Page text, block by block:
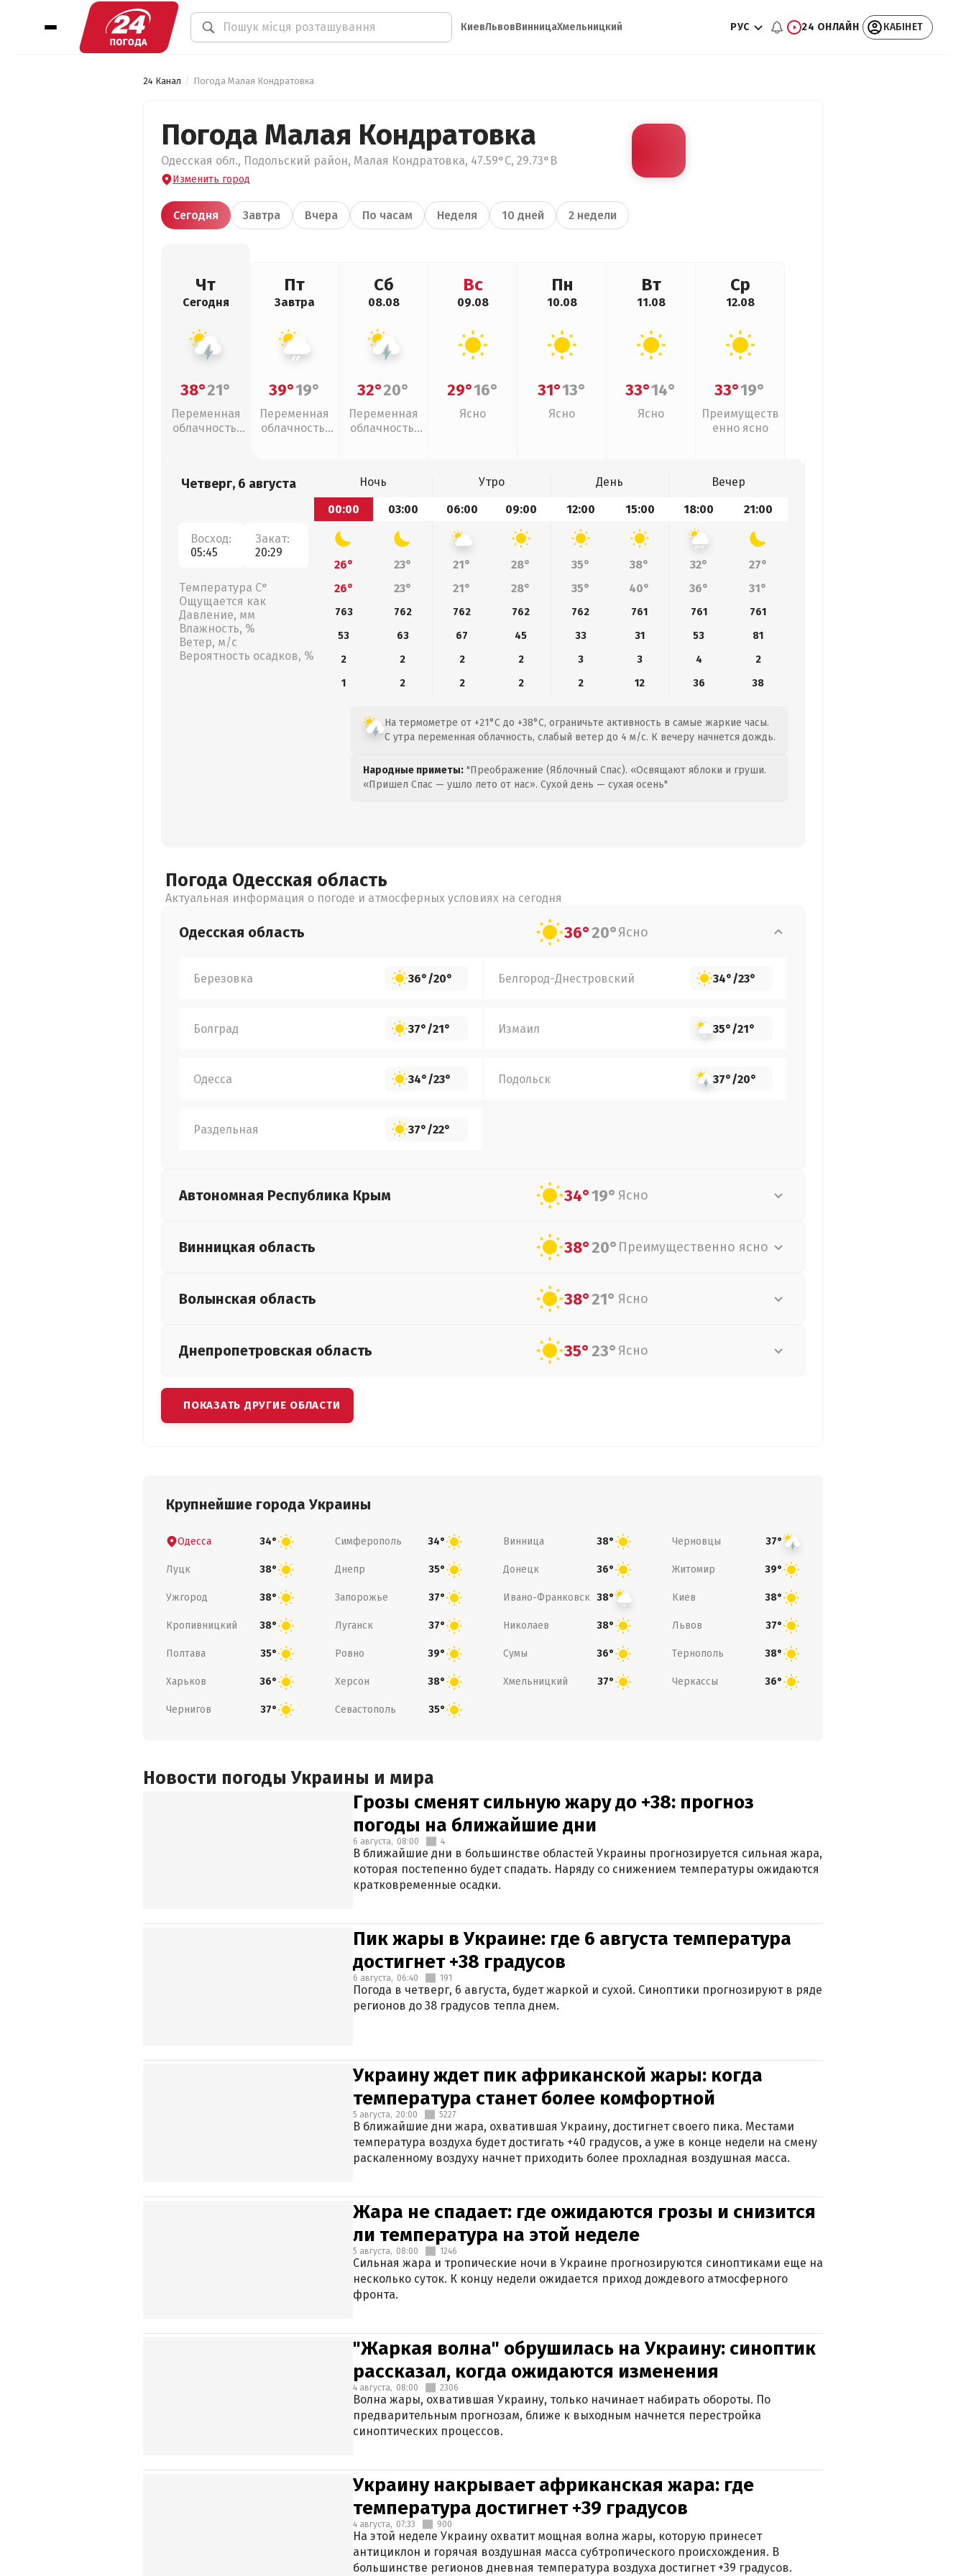
КиевЛьвовВинницаХмельницкий РУС 24 ОНЛАЙН КАБІНЕТ
24 Канал Погода Малая Кондратовка
Погода Малая Кондратовка
Одесская обл., Подольский район, Малая Кондратовка, 47.59°С, 29.73°В
Изменить город
Сегодня Завтра Вчера По часам Неделя 10 дней 2 недели
Чт
Сегодня
38°21°
Переменная
облачность,
Пт
Завтра
39°19°
Переменная
облачность,
Сб
08.08
32°20°
Переменная
облачность,
Вс
09.08
29°16°
Ясно
Пн
10.08
31°13°
Ясно
Вт
11.08
33°14°
Ясно
Ср
12.08
33°19°
Преимуществ
енно ясно
Четверг, 6 августа
Восход:
05:45
Закат:
20:29
Температура С°
Ощущается как
Давление, мм
Влажность, %
Ветер, м/с
Вероятность осадков, %
Ночь Утро День
Вечер
00:00
03:00 06:00 09:00 12:00 15:00 18:00 21:00
26° 23° 21° 28° 35° 38° 32°
27°
26°
23° 21° 28° 35° 40° 36° 31°
763 762 762 762 762 761 761
761
53
63 67 45 33 31 53
81
2
2 2 2 3 3 4
2
1
2 2 2 2 12 36 38
На термометре от +21°C до +38°C, ограничьте активность в самые жаркие часы.
С утра переменная облачность, слабый ветер до 4 м/с. К вечеру начнется дождь.
Народные приметы: "Преображение (Яблочный Спас). «Освящают яблоки и груши.
«Пришел Спас — ушло лето от нас». Сухой день — сухая осень"
Погода Одесская область
Актуальная информация о погоде и атмосферных условиях на сегодня
Одесская область 36°20°Ясно
Березовка 36°/20° Белгород-Днестровский 34°/23°
Болград 37°/21° Измаил 35°/21°
Одесса 34°/23° Подольск 37°/20°
Раздельная 37°/22°
Автономная Республика Крым 34°19° Ясно
Винницкая область 38°20° Преимущественно ясно
Волынская область 38°21° Ясно
Днепропетровская область 35°23° Ясно
ПОКАЗАТЬ ДРУГИЕ ОБЛАСТИ
Крупнейшие города Украины
Одесса 34° Симферополь 34° Винница 38° Черновцы 37°
Луцк 38° Днепр 35° Донецк 36° Житомир 39°
Ужгород 38° Запорожье 37° Ивано-Франковск 38° Киев 38°
Кропивницкий 38° Луганск 37° Николаев 38° Львов 37°
Полтава 35° Ровно 39° Сумы 36° Тернополь 38°
Харьков 36° Херсон 38° Хмельницкий 37° Черкассы 36°
Чернигов 37° Севастополь 35°
Новости погоды Украины и мира
Грозы сменят сильную жару до +38: прогноз
погоды на ближайшие дни
6 августа, 08:00 4
В ближайшие дни в большинстве областей Украины прогнозируется сильная жара,
которая постепенно будет спадать. Наряду со снижением температуры ожидаются
кратковременные осадки.
Пик жары в Украине: где 6 августа температура
достигнет +38 градусов
6 августа, 06:40 191
Погода в четверг, 6 августа, будет жаркой и сухой. Синоптики прогнозируют в ряде
регионов до 38 градусов тепла днем.
Украину ждет пик африканской жары: когда
температура станет более комфортной
5 августа, 20:00 5227
В ближайшие дни жара, охватившая Украину, достигнет своего пика. Местами
температура воздуха будет достигать +40 градусов, а уже в конце недели на смену
раскаленному воздуху начнет приходить более прохладная воздушная масса.
Жара не спадает: где ожидаются грозы и снизится
ли температура на этой неделе
5 августа, 08:00 1246
Сильная жара и тропические ночи в Украине прогнозируются синоптиками еще на
несколько суток. К концу недели ожидается приход дождевого атмосферного
фронта.
"Жаркая волна" обрушилась на Украину: синоптик
рассказал, когда ожидаются изменения
4 августа, 08:00 2306
Волна жары, охватившая Украину, только начинает набирать обороты. По
предварительным прогнозам, ближе к выходным начнется перестройка
синоптических процессов.
Украину накрывает африканская жара: где
температура достигнет +39 градусов
4 августа, 07:33 900
На этой неделе Украину охватит мощная волна жары, которую принесет
антициклон и горячая воздушная масса субтропического происхождения. В
большинстве регионов дневная температура воздуха достигнет +39 градусов.